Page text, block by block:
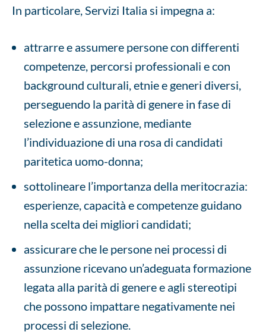
In particolare, Servizi Italia si impegna a:
attrarre e assumere persone con differenti
competenze, percorsi professionali e con
background culturali, etnie e generi diversi,
perseguendo la parità di genere in fase di
selezione e assunzione, mediante
l’individuazione di una rosa di candidati
paritetica uomo-donna;
sottolineare l’importanza della meritocrazia:
esperienze, capacità e competenze guidano
nella scelta dei migliori candidati;
assicurare che le persone nei processi di
assunzione ricevano un’adeguata formazione
legata alla parità di genere e agli stereotipi
che possono impattare negativamente nei
processi di selezione.